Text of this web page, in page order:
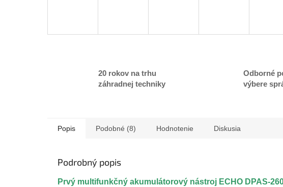
20 rokov na trhu
záhradnej techniky
Odborné
výbere
Popis Podobné (8) Hodnotenie Diskusia
Podrobný popis
Prvý multifunkčný akumulátorový nástroj ECHO DPAS-